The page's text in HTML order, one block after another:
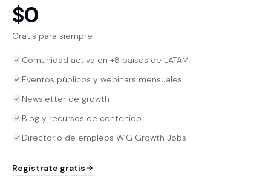
$0
Gratis para siempre
Comunidad activa en +8 países de LATAM
Eventos públicos y webinars mensuales
Newsletter de growth
Blog y recursos de contenido
Directorio de empleos WIG Growth Jobs
Regístrate gratis